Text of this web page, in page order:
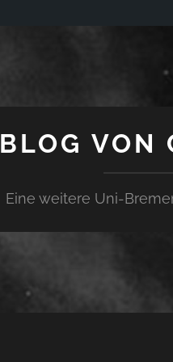
BLOG VON
Eine weitere Uni-